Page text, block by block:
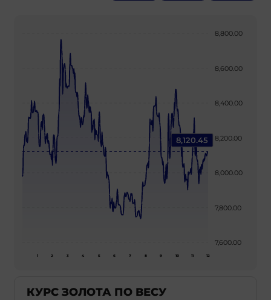
1 2 3 4 5 6 7 8 9 10 11 12
8,120.45
8,800.00
8,600.00
8,400.00
8,200.00
8,000.00
7,800.00
7,600.00
КУРС ЗОЛОТА ПО ВЕСУ